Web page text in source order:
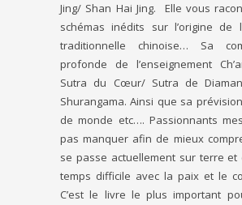
Jing/ Shan Hai Jing. Elle vous
schémas inédits sur l’origine de
traditionnelle chinoise… Sa
profonde de l’enseignement
Sutra du Cœur/ Sutra de
Shurangama. Ainsi que sa
de monde etc…. Passionnants
pas manquer afin de mieux
se passe actuellement sur terre et
temps difficile avec la paix et le
C’est le livre le plus important